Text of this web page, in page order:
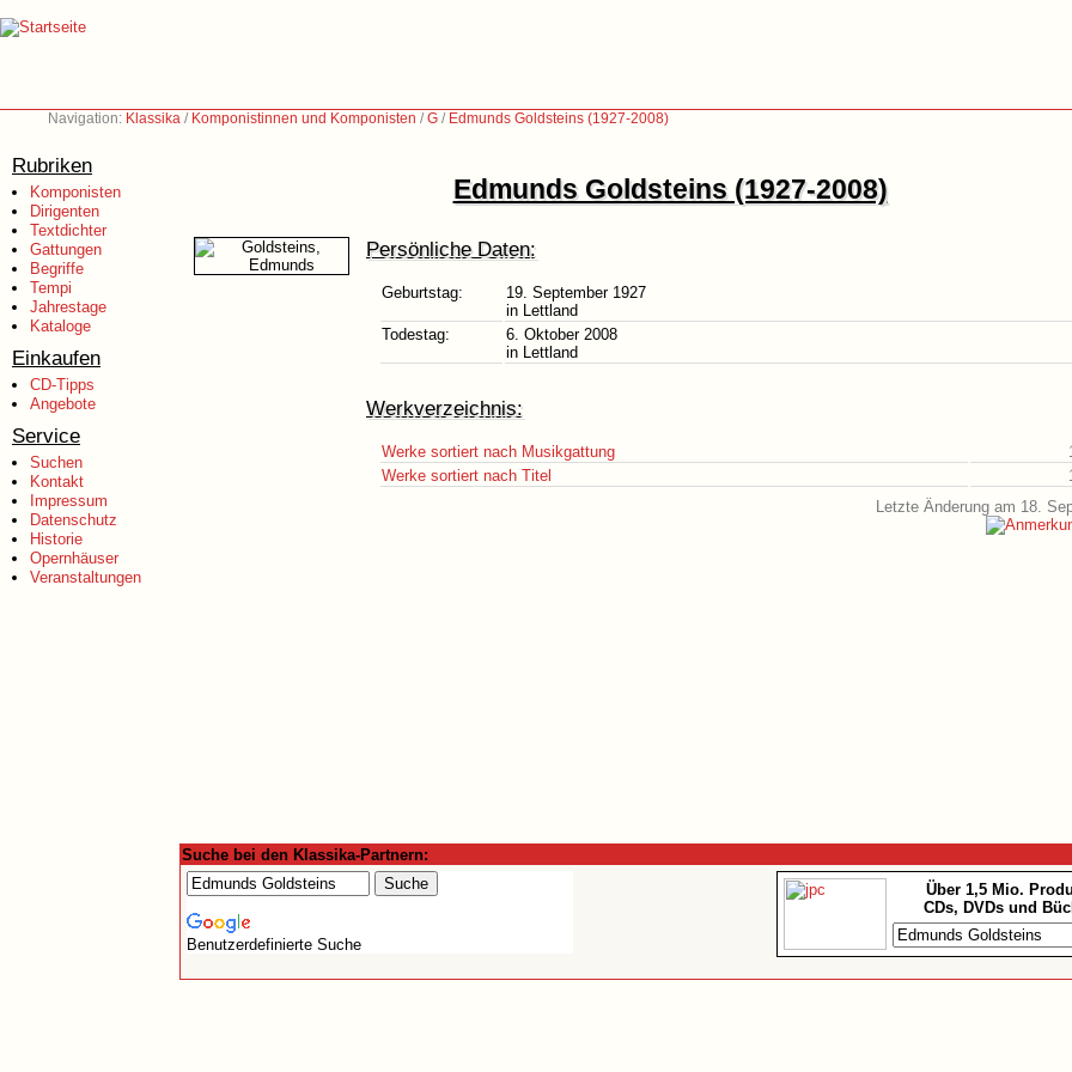
Navigation: Klassika / Komponistinnen und Komponisten /G / Edmunds Goldsteins (1927-2008)
Rubriken
Komponisten
Dirigenten
Textdichter
Gattungen
Begriffe
Tempi
Jahrestage
Kataloge
Einkaufen
CD-Tipps
Angebote
Service
Suchen
Kontakt
Impressum
Datenschutz
Historie
Opernhäuser
Veranstaltungen
Edmunds Goldsteins (1927-2008)
Persönliche Daten:
Geburtstag:
19. September 1927
in Lettland
Todestag:
6. Oktober 2008
in Lettland
Werkverzeichnis:
Werke sortiert nach Musikgattung
Werke sortiert nach Titel
Letzte Änderung am 18.
Suche bei den Klassika-Partnern:
Benutzerdefinierte Suche
Über 1,5 Mio.
CDs, DVDs und